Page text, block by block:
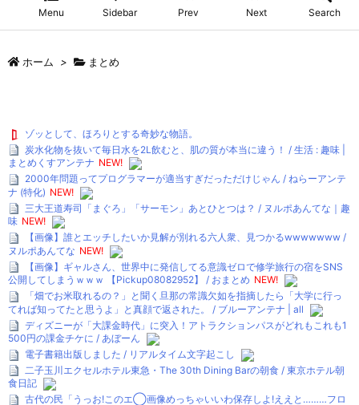
Menu Sidebar Prev Next Search
ホーム > まとめ
ゾッとして、ほろりとする奇妙な物語。
炭水化物を抜いて毎日水を2L飲むと、肌の質が本当に違う！ / 生活 : 趣味 |
まとめくすアンテナ NEW!
2000年問題ってプログラマーが適当すぎだっただけじゃん / ねらーアンテ
ナ (特化) NEW!
三大王道寿司「まぐろ」「サーモン」あとひとつは？ / ヌルポあんてな｜趣
味 NEW!
【画像】誰とエッチしたいか見解が別れる六人衆、見つかるwwwwwww /
ヌルポあんてな NEW!
【画像】ギャルさん、世界中に発信してる意識ゼロで修学旅行の宿をSNS
公開してしまうｗｗｗ 【Pickup08082952】 / おまとめ NEW!
「畑でお米取れるの？」と聞く旦那の常識欠如を指摘したら「大学に行っ
てれば知ってたと思うよ」と真顔で返された。 / ブルーアンテナ | all
ディズニーが「大課金時代」に突入！アトラクションパスがどれもこれも1
500円の課金チケに / あぼーん
電子書籍出版しました / リアルタイム文字起こし
二子玉川エクセルホテル東急・The 30th Dining Barの朝食 / 東京ホテル朝
食日記
古代の民「うっお!このエ◯画像めっちゃいいわ保存しよ!ええと………フロ